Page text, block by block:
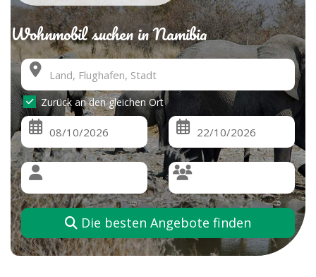
Wohnmobil suchen in Namibia
Zurück an den gleichen Ort
Die besten Angebote finden